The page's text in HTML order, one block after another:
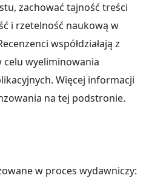
zachować tajność treści
i rzetelność naukową w
współdziałają z
celu wyeliminowania
Więcej informacji
na tej podstronie.
w proces wydawniczy: